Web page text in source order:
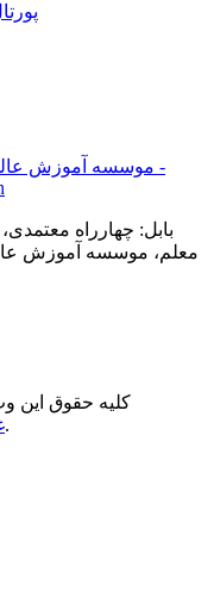
بابل: چهارراه معتمدی،
معلم، موسسه آموزش
کلیه حقوق این
است.